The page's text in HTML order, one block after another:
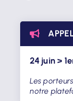
24 juin >
Les
notre